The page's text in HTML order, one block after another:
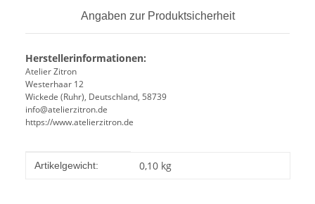
Angaben zur Produktsicherheit
Herstellerinformationen:
Atelier Zitron
Westerhaar 12
Wickede (Ruhr), Deutschland, 58739
info@atelierzitron.de
https://www.atelierzitron.de
Produkteigenschaft
Wert
Artikelgewicht: 0,10 kg